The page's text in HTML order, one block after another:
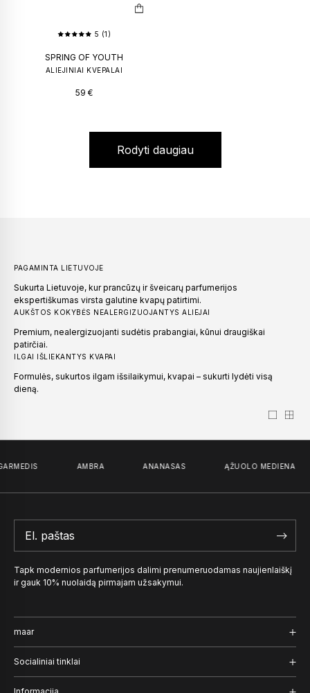
5 (1)
SPRING OF YOUTH
ALIEJINIAI KVEPALAI
59 €
Rodyti daugiau
PAGAMINTA LIETUVOJE
Sukurta Lietuvoje, kur prancūzų ir šveicarų parfumerijos
ekspertiškumas virsta galutine kvapų patirtimi.
AUKŠTOS KOKYBĖS NEALERGIZUOJANTYS ALIEJAI
Premium, nealergizuojanti sudėtis prabangiai, kūnui draugiškai
patirčiai.
ILGAI IŠLIEKANTYS KVAPAI
Formulės, sukurtos ilgam išsilaikymui, kvapai – sukurti lydėti visą
dieną.
AMBRA ANANASAS ĄŽUOLO MEDIENA
Tapk modernios parfumerijos dalimi prenumeruodamas naujienlaiškį
ir gauk 10% nuolaidą pirmajam užsakymui.
maar
Kvepalai
Užrašai
Socialiniai tinklai
Instagram